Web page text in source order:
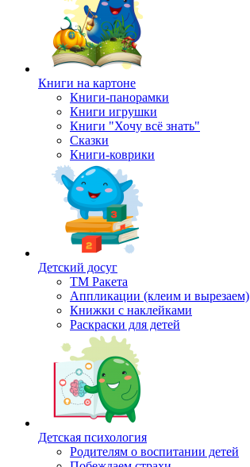
Книги на картоне
Книги-панорамки
Книги игрушки
Книги "Хочу всё знать"
Сказки
Книги-коврики
Детский досуг
ТМ Ракета
Аппликации (клеим и вырезаем)
Книжки с наклейками
Раскраски для детей
Детская психология
Родителям о воспитании детей